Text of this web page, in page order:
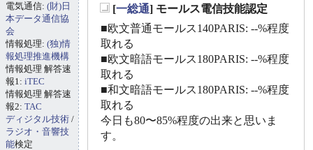
[一総通] モールス電信技能認定
■欧文普通モールス140PARIS: --%程度
取れる
■欧文暗語モールス180PARIS: --%程度
取れる
■和文暗語モールス180PARIS: --%程度
取れる
今日も80〜85%程度の出来と思いま
す。
電気通信: (財)日
本データ通信協
会
情報処理: (独)情
報処理推進機構
情報処理 解答速
報1: iTEC
情報処理 解答速
報2: TAC
ディジタル技術 /
ラジオ・音響技
能検定